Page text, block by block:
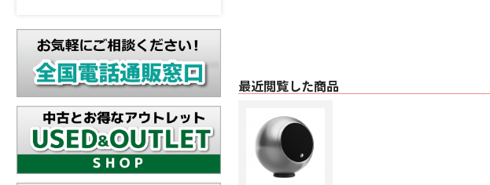
最近閲覧した商品